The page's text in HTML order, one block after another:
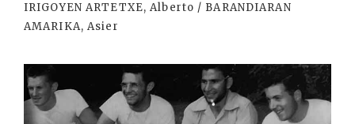
IRIGOYEN ARTETXE, Alberto / BARANDIARAN
AMARIKA, Asier
Irakurri